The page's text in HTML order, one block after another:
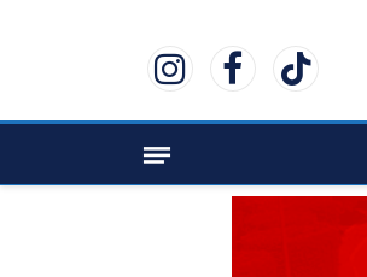
InstagramFacebookTikTok